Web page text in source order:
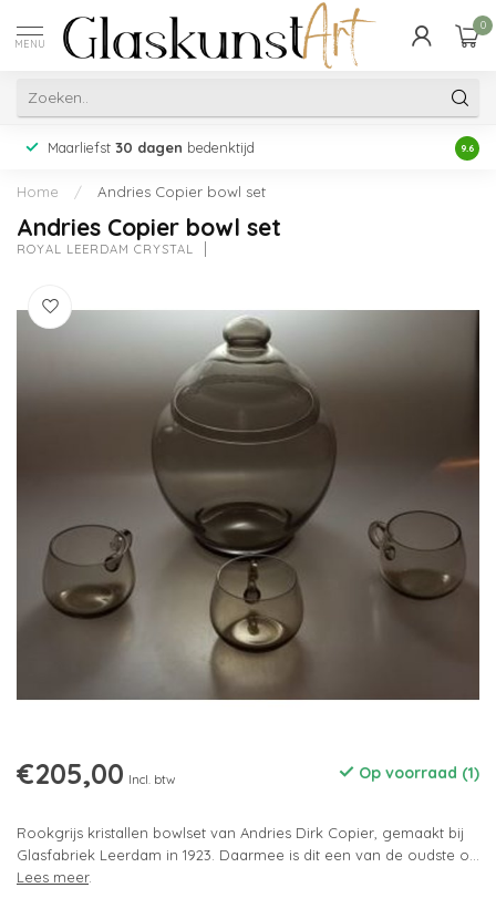
MENU
0
Maarliefst 30 dagen bedenktijd 9.6
Home / Andries Copier bowl set
Andries Copier bowl set
ROYAL LEERDAM CRYSTAL
€205,00 Incl. btw Op voorraad (1)
Rookgrijs kristallen bowlset van Andries Dirk Copier, gemaakt bij
Glasfabriek Leerdam in 1923. Daarmee is dit een van de oudste o...
Lees meer.